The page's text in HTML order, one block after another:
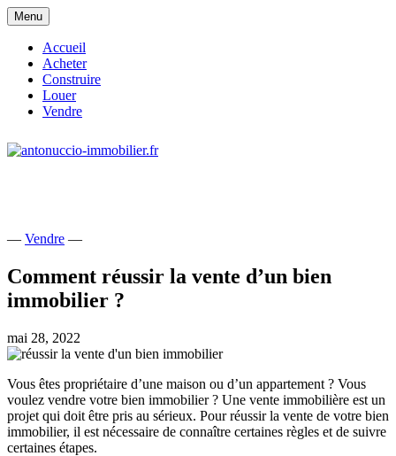
Skip
to
content
Menu
Accueil
Acheter
Construire
Louer
Vendre
— Vendre —
Comment réussir la vente d’un bien
immobilier ?
mai 28, 2022
Vous êtes propriétaire d’une maison ou d’un appartement ? Vous
voulez vendre votre bien immobilier ? Une vente immobilière est un
projet qui doit être pris au sérieux. Pour réussir la vente de votre bien
immobilier, il est nécessaire de connaître certaines règles et de suivre
certaines étapes.